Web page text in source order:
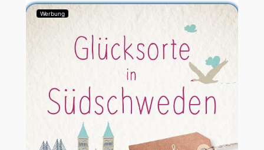
Werbung